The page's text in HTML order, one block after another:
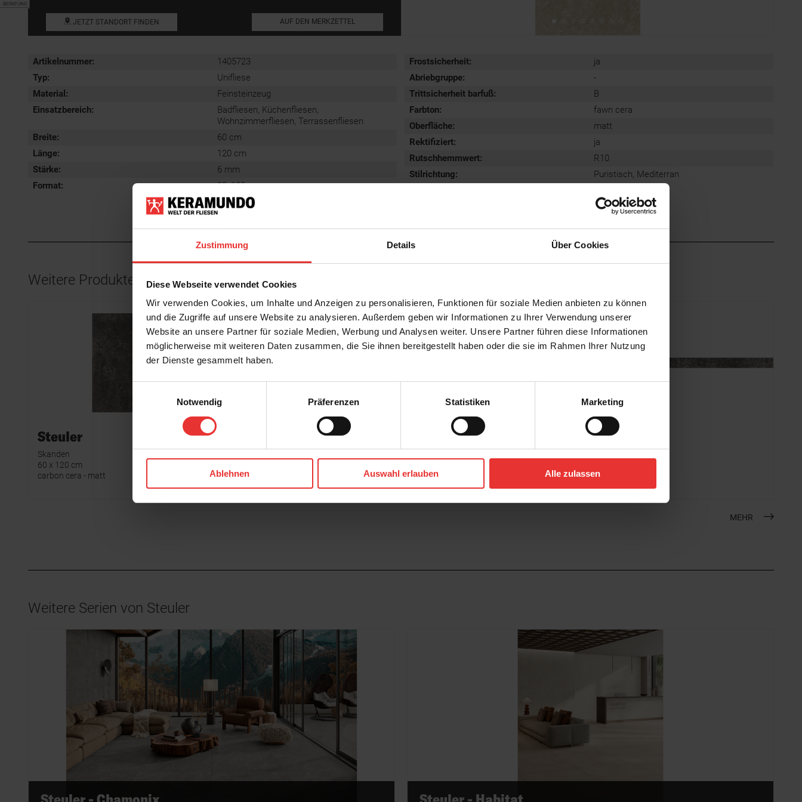
Zustimmung Details Über Cookies
Diese Webseite verwendet Cookies
Wir verwenden Cookies, um Inhalte und Anzeigen zu personalisieren, Funktionen für soziale Medien anbieten zu können
und die Zugriffe auf unsere Website zu analysieren. Außerdem geben wir Informationen zu Ihrer Verwendung unserer
Website an unsere Partner für soziale Medien, Werbung und Analysen weiter. Unsere Partner führen diese Informationen
möglicherweise mit weiteren Daten zusammen, die Sie ihnen bereitgestellt haben oder die sie im Rahmen Ihrer Nutzung
der Dienste gesammelt haben.
Notwendig
Präferenzen Statistiken Marketing
Ablehnen Auswahl erlauben Alle zulassen
JETZT STANDORT FINDEN AUF DEN MERKZETTEL
Artikelnummer:
1405723
Typ:
Unifliese
Material:
Feinsteinzeug
Einsatzbereich:
Badfliesen, Küchenfliesen,
Wohnzimmerfliesen, Terrassenfliesen
Breite:
60 cm
Länge:
120 cm
Stärke:
6 mm
Format: 60x120 cm
Frostsicherheit:
ja
Abriebgruppe:
-
Trittsicherheit barfuß:
B
Farbton:
fawn cera
Oberfläche:
matt
Rektifiziert:
ja
Rutschhemmwert:
R10
Stilrichtung: Puristisch, Mediterran
Weitere Produkte aus der Serie
Steuler
Skanden
60 x 120 cm
carbon cera - matt
carbon cera - matt
Steuler
carbon
Steuler
MEHR
Weitere Serien von Steuler
BERATUNG